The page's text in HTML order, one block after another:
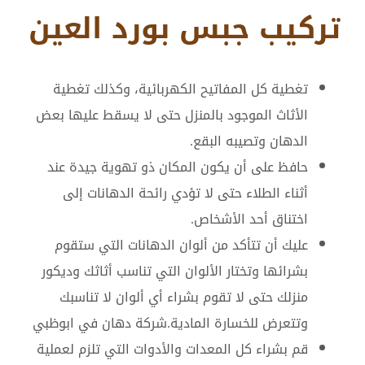
تركيب جبس بورد العين
تغطية كل المفاتيح الكهربائية، وكذلك تغطية
الأثاث الموجود بالمنزل حتى لا يسقط عليها بعض
الدهان وتصيبه البقع.
حافظ على أن يكون المكان ذو تهوية جيدة عند
أثناء الطلاء حتى لا تؤدي رائحة الدهانات إلى
اختناق أحد الأشخاص.
عليك أن تتأكد من ألوان الدهانات التي ستقوم
بشرائها وتختار الألوان التي تناسب أثاثك وديكور
منزلك حتى لا تقوم بشراء أي ألوان لا تناسبك
وتتعرض للخسارة المادية.شركة دهان في ابوظبي
قم بشراء كل المعدات والأدوات التي تلزم لعملية